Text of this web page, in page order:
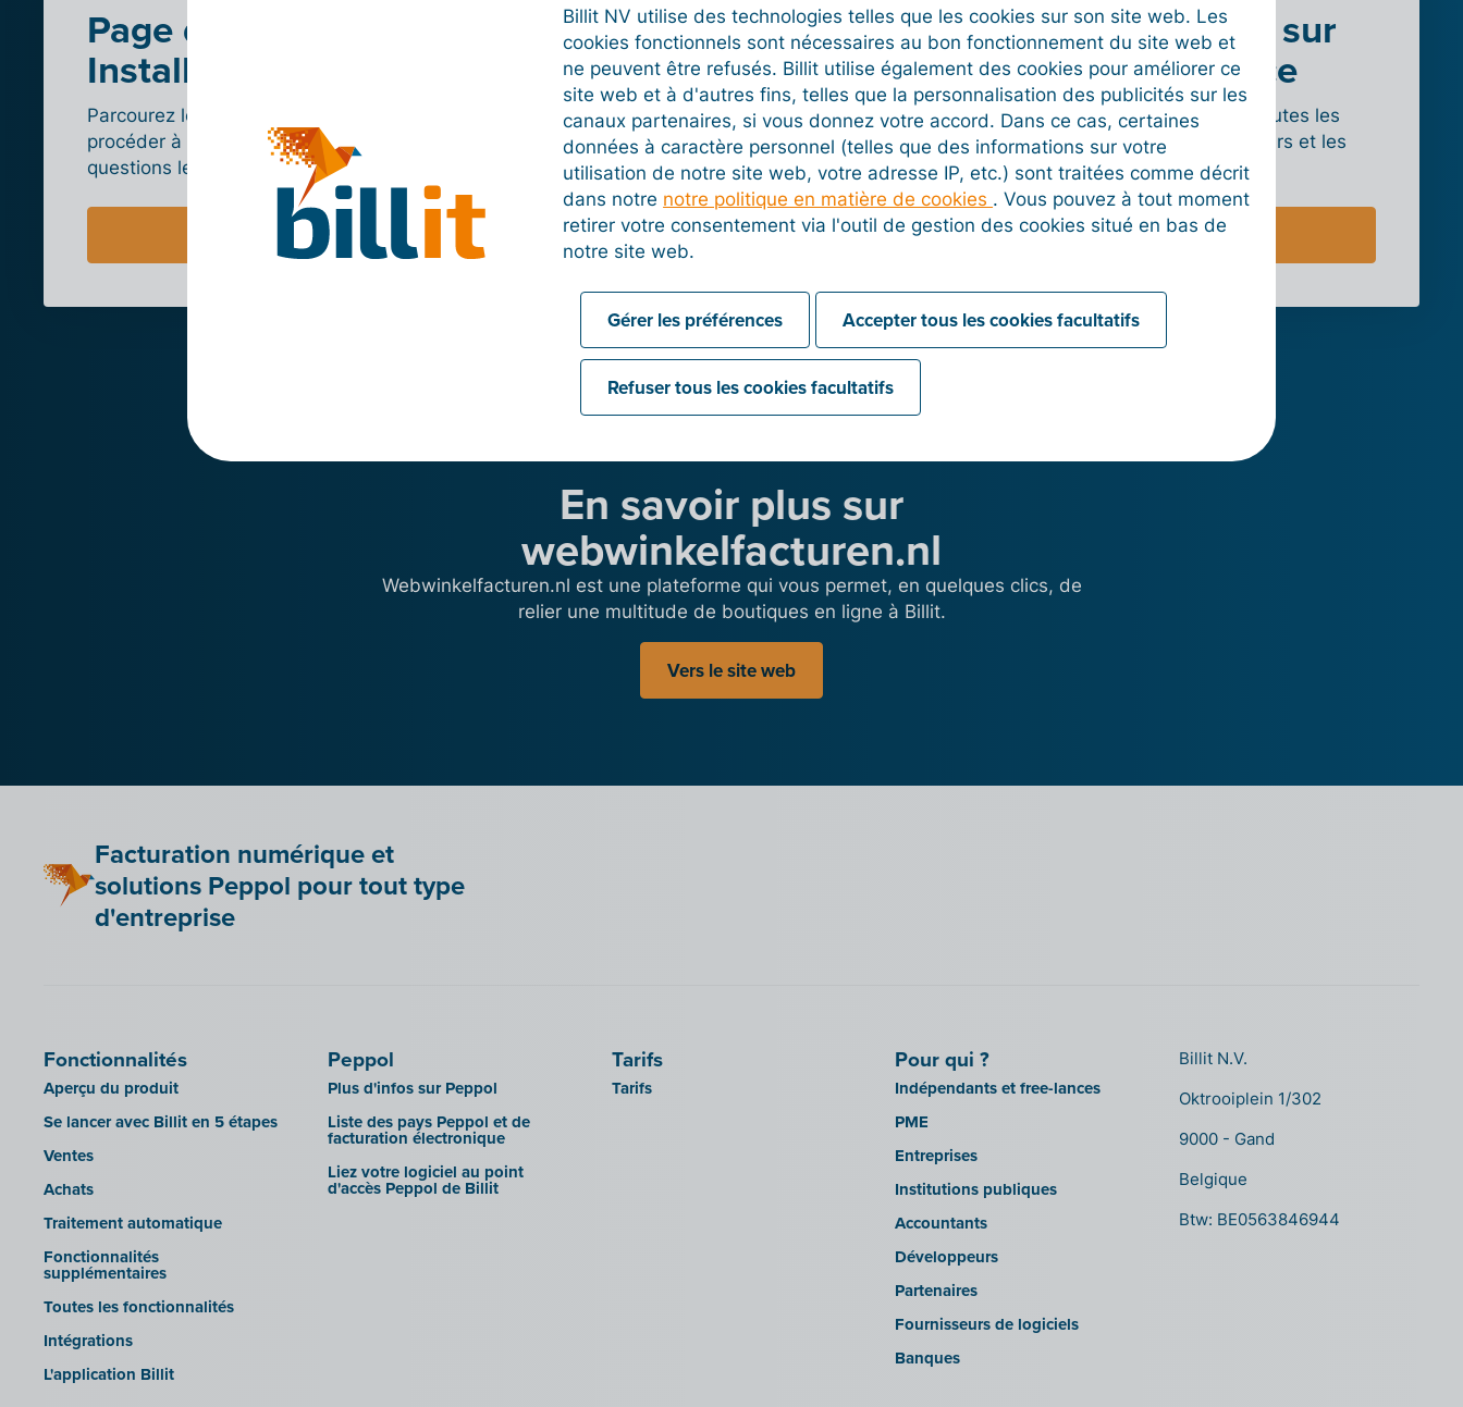
Page d’aide
Installation
Parcourez les étapes à suivre pour
procéder à l’intégration et lisez les
questions les plus fréquentes.
(WooCommerce)
Créez un compte
Billit
Testez gratuitement toutes les
fonctions de Billit pendant 15 jours.
Faites un essai gratuit pendant
15 jours
En savoir plus sur
WooCommerce
Découvrez plus en détail toutes les
possibilités pour les vendeurs et les
tarifs.
Vers le site web
En savoir plus sur
webwinkelfacturen.nl
Webwinkelfacturen.nl est une plateforme qui vous permet, en quelques clics, de
relier une multitude de boutiques en ligne à Billit.
Vers le site web
Facturation numérique et
solutions Peppol pour tout type
d'entreprise
Fonctionnalités
Aperçu du produit
Se lancer avec Billit en 5 étapes
Ventes
Achats
Traitement automatique
Fonctionnalités
supplémentaires
Toutes les fonctionnalités
Intégrations
L'application Billit
Peppol
Plus d'infos sur Peppol
Liste des pays Peppol et de
facturation électronique
Liez votre logiciel au point
d'accès Peppol de Billit
Tarifs
Tarifs
Pour qui ?
Indépendants et free-lances
PME
Entreprises
Institutions publiques
Accountants
Développeurs
Partenaires
Fournisseurs de logiciels
Banques
Billit N.V.
Oktrooiplein 1/302
9000 - Gand
Belgique
Btw: BE0563846944
Billit NV utilise des technologies telles que les cookies sur son site web. Les
cookies fonctionnels sont nécessaires au bon fonctionnement du site web et
ne peuvent être refusés. Billit utilise également des cookies pour améliorer ce
site web et à d'autres fins, telles que la personnalisation des publicités sur les
canaux partenaires, si vous donnez votre accord. Dans ce cas, certaines
données à caractère personnel (telles que des informations sur votre
utilisation de notre site web, votre adresse IP, etc.) sont traitées comme décrit
dans notre notre politique en matière de cookies . Vous pouvez à tout moment
retirer votre consentement via l'outil de gestion des cookies situé en bas de
notre site web.
Gérer les préférences Accepter tous les cookies facultatifs
Refuser tous les cookies facultatifs